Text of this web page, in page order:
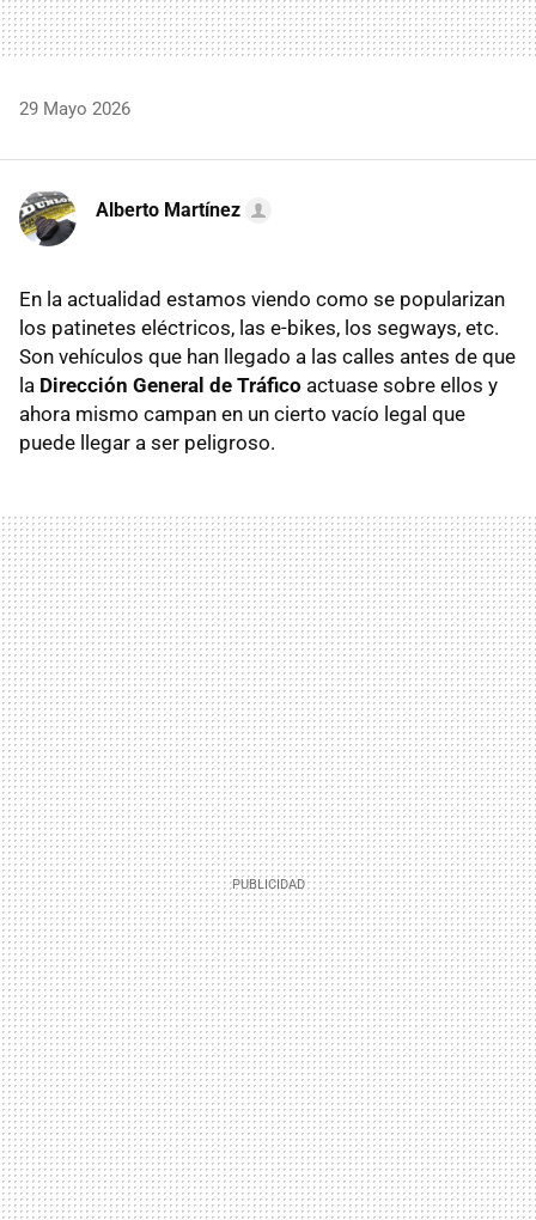
29 Mayo 2026
Alberto Martínez
En la actualidad estamos viendo como se popularizan
los patinetes eléctricos, las e-bikes, los segways, etc.
Son vehículos que han llegado a las calles antes de que
la Dirección General de Tráfico actuase sobre ellos y
ahora mismo campan en un cierto vacío legal que
puede llegar a ser peligroso.